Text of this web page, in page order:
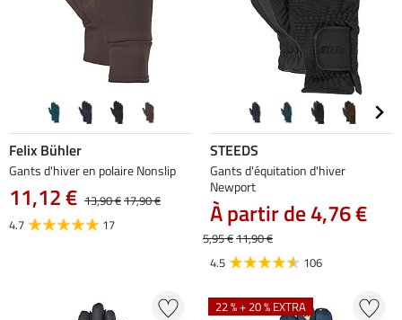
Felix Bühler
Gants d'hiver en polaire Nonslip
11,12 € 13,90 €17,90 €
4.7
17
STEEDS
Gants d'équitation d'hiver
Newport
À partir de 4,76 €
5,95 €11,90 €
4.5
106
22 % + 20 % EXTRA